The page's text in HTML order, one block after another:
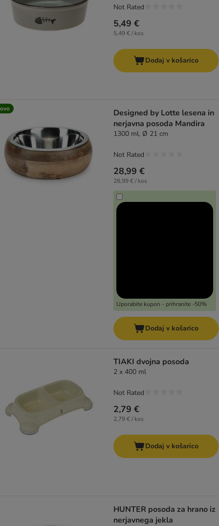
5,49 €
5,49 € / kos
Not Rated
Dodaj v košarico
Designed by Lotte lesena in
nerjavna posoda Mandira
1300 ml, Ø 21 cm
28,99 €
28,99 € / kos
Uporabite kupon - prihranite -50%
Not Rated
Dodaj v košarico
TIAKI dvojna posoda
2 x 400 ml
2,79 €
2,79 € / kos
Not Rated
Dodaj v košarico
HUNTER posoda za hrano iz
nerjavnega jekla